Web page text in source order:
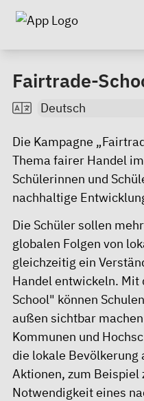
Fairtrade-
Die Kampagne
Thema fairer Handel
Schülerinnen und
nachhaltige
Die Schüler sollen
globalen Folgen von
gleichzeitig ein
Handel entwickeln.
School" können
außen sichtbar
Kommunen und
die lokale
Aktionen, zum Beispiel
Notwendigkeit eines